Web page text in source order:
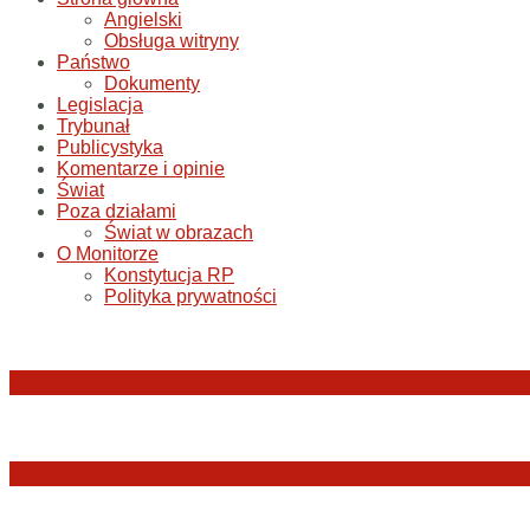
Angielski
Obsługa witryny
Państwo
Dokumenty
Legislacja
Trybunał
Publicystyka
Komentarze i opinie
Świat
Poza działami
Świat w obrazach
O Monitorze
Konstytucja RP
Polityka prywatności